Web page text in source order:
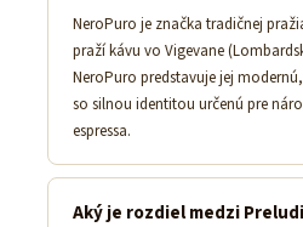
NeroPuro je značka tradičnej
praží kávu vo Vigevane
NeroPuro predstavuje jej
so silnou identitou určenú pre
espressa.
Aký je rozdiel medzi